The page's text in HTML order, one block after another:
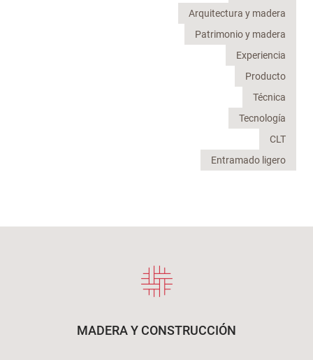
Arquitectura y madera
Patrimonio y madera
Experiencia
Producto
Técnica
Tecnología
CLT
Entramado ligero
MADERA Y CONSTRUCCIÓN